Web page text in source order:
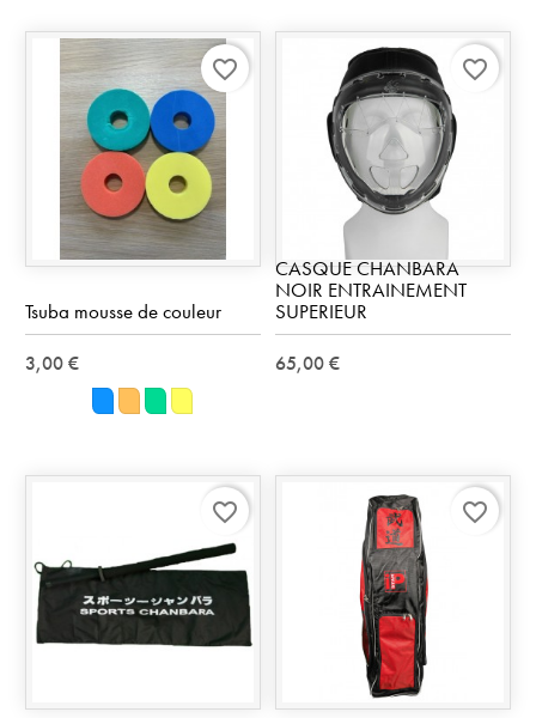
Tsuba mousse de couleur
3,00 €
Bleu
Orange
Vert
favorite_border
CASQUE CHANBARA
NOIR ENTRAINEMENT
SUPERIEUR
65,00 €
favorite_border
favorite_border favorite_border